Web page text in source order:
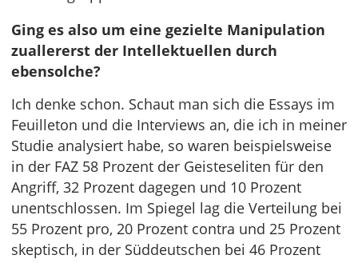
Ging es also um eine gezielte Manipulation
zuallererst der Intellektuellen durch
ebensolche?
Ich denke schon. Schaut man sich die Essays im
Feuilleton und die Interviews an, die ich in meiner
Studie analysiert habe, so waren beispielsweise
in der FAZ 58 Prozent der Geisteseliten für den
Angriff, 32 Prozent dagegen und 10 Prozent
unentschlossen. Im Spiegel lag die Verteilung bei
55 Prozent pro, 20 Prozent contra und 25 Prozent
skeptisch, in der Süddeutschen bei 46 Prozent